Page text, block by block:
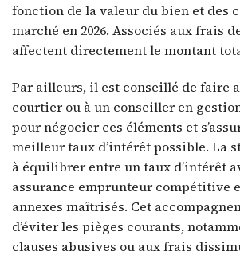
fonction de la valeur du bien et des
marché en 2026. Associés aux frais
affectent directement le montant
Par ailleurs, il est conseillé de faire
courtier ou à un conseiller en
pour négocier ces éléments et
meilleur taux d’intérêt possible. La
à équilibrer entre un taux d’intérêt
assurance emprunteur compétitive
annexes maîtrisés. Cet
d’éviter les pièges courants,
clauses abusives ou aux frais